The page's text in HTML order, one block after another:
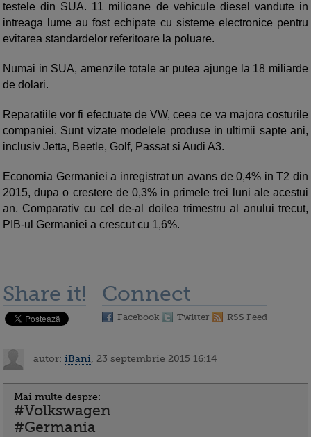
testele din SUA. 11 milioane de vehicule diesel vandute in
intreaga lume au fost echipate cu sisteme electronice pentru
evitarea standardelor referitoare la poluare.
Numai in SUA, amenzile totale ar putea ajunge la 18 miliarde
de dolari.
Reparatiile vor fi efectuate de VW, ceea ce va majora costurile
companiei. Sunt vizate modelele produse in ultimii sapte ani,
inclusiv Jetta, Beetle, Golf, Passat si Audi A3.
Economia Germaniei a inregistrat un avans de 0,4% in T2 din
2015, dupa o crestere de 0,3% in primele trei luni ale acestui
an. Comparativ cu cel de-al doilea trimestru al anului trecut,
PIB-ul Germaniei a crescut cu 1,6%.
Share it! Connect
Facebook Twitter RSS Feed
autor: iBani , 23 septembrie 2015 16:14
Mai multe despre:
#Volkswagen
#Germania